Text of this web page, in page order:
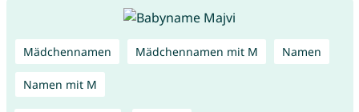
Mädchennamen Mädchennamen mit M Namen
Namen mit M